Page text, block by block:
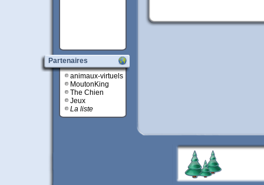
Partenaires
animaux-virtuels
MoutonKing
The Chien
Jeux
La liste